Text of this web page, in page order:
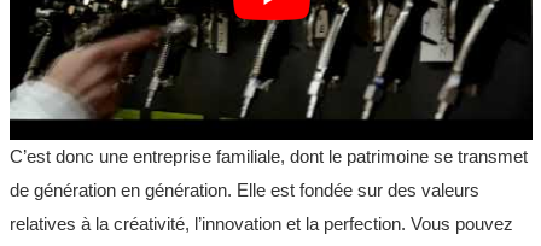
C’est donc une entreprise familiale, dont le patrimoine se transmet
de génération en génération. Elle est fondée sur des valeurs
relatives à la créativité, l’innovation et la perfection. Vous pouvez